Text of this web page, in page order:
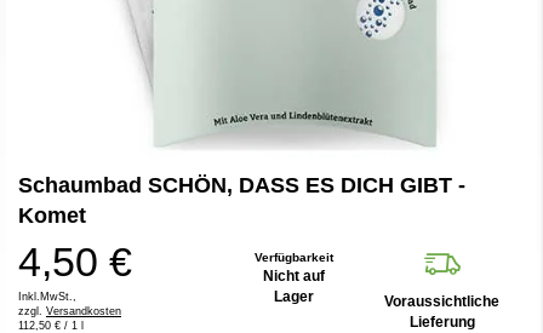
Anfang
der
springen
Schaumbad SCHÖN, DASS ES DICH GIBT -
Komet
4,50 €
Inkl.MwSt.,
zzgl. Versandkosten
112,50 € / 1 l
Verfügbarkeit
Nicht auf
Lager
Voraussichtliche
Lieferung